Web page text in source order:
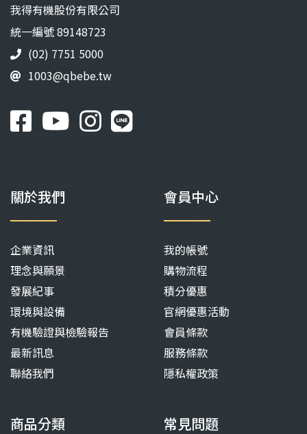
我得有機股份有限公司
統⼀編號 89148723
(02) 7751 5000
1003@qbebe.tw
關於我們
企業資訊
理念與願景
發展紀事
環境與設備
有機驗證與檢驗報告
最新訊息
聯絡我們
會員中心
我的帳號
購物流程
積分優惠
官網優惠活動
會員條款
服務條款
隱私權政策
商品分類 常見問題